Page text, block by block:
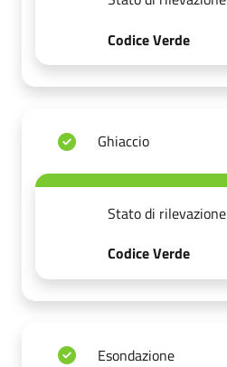
Codice Verde
Ghiaccio
Stato di rilevazione
Codice Verde
Esondazione